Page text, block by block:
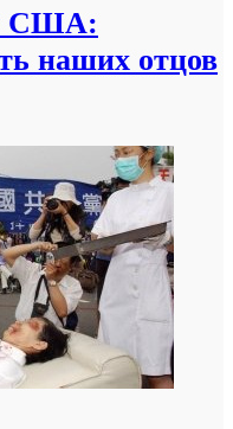
США:
наших отцов